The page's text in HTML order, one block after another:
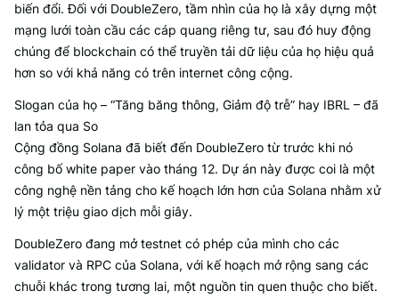
biến đổi. Đối với DoubleZero, tầm nhìn của họ là xây dựng một
mạng lưới toàn cầu các cáp quang riêng tư, sau đó huy động
chúng để blockchain có thể truyền tải dữ liệu của họ hiệu quả
hơn so với khả năng có trên internet công cộng.
Slogan của họ – “Tăng băng thông, Giảm độ trễ” hay IBRL – đã
lan tỏa qua So
Cộng đồng Solana đã biết đến DoubleZero từ trước khi nó
công bố white paper vào tháng 12. Dự án này được coi là một
công nghệ nền tảng cho kế hoạch lớn hơn của Solana nhằm xử
lý một triệu giao dịch mỗi giây.
DoubleZero đang mở testnet có phép của mình cho các
validator và RPC của Solana, với kế hoạch mở rộng sang các
chuỗi khác trong tương lai, một nguồn tin quen thuộc cho biết.